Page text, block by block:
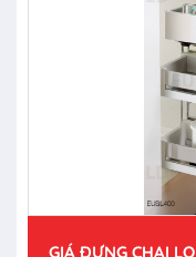
GIÁ ĐỰNG CHAI